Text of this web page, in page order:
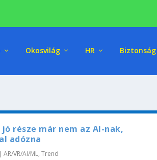
Okosvilág HR Biztonság
része már nem az AI-nak,
adózna
| AR/VR/AI/ML, Trend